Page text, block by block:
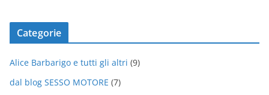
Categorie
Alice Barbarigo e tutti gli altri (9)
dal blog SESSO MOTORE (7)